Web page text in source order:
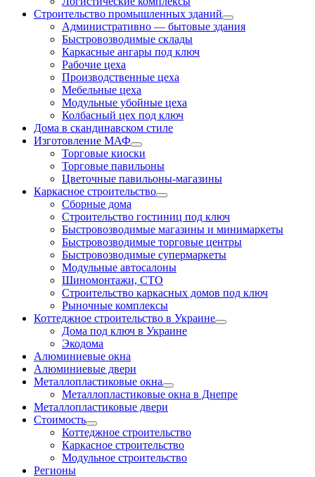
Строительство промышленных зданий
Административно — бытовые здания
Быстровозводимые склады
Каркасные ангары под ключ
Рабочие цеха
Производственные цеха
Мебельные цеха
Модульные убойные цеха
Колбасный цех под ключ
Дома в скандинавском стиле
Изготовление МАФ
Торговые киоски
Торговые павильоны
Цветочные павильоны-магазины
Каркасное строительство
Сборные дома
Строительство гостиниц под ключ
Быстровозводимые магазины и минимаркеты
Быстровозводимые торговые центры
Быстровозводимые супермаркеты
Модульные автосалоны
Шиномонтажи, СТО
Строительство каркасных домов под ключ
Рыночные комплексы
Коттеджное строительство в Украине
Дома под ключ в Украине
Экодома
Алюминиевые окна
Алюминиевые двери
Металлопластиковые окна
Металлопластиковые окна в Днепре
Металлопластиковые двери
Стоимость
Коттеджное строительство
Каркасное строительство
Модульное строительство
Регионы